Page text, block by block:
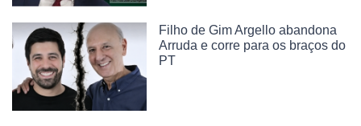
Filho de Gim Argello abandona
Arruda e corre para os braços do
PT